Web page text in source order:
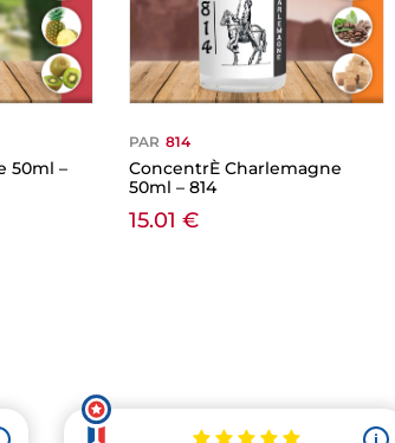
50ml –
PAR 814
ConcentrÈ Charlemagne
50ml – 814
15.01 €